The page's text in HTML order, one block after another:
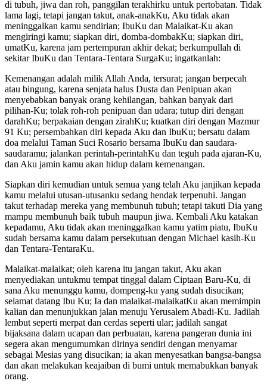
di tubuh, jiwa dan roh, panggilan terakhirku untuk pertobatan. Tidak
lama lagi, tetapi jangan takut, anak-anakKu, Aku tidak akan
meninggalkan kamu sendirian; IbuKu dan Malaikat-Ku akan
mengiringi kamu; siapkan diri, domba-dombakKu; siapkan diri,
umatKu, karena jam pertempuran akhir dekat; berkumpullah di
sekitar IbuKu dan Tentara-Tentara SurgaKu; ingatkanlah:
Kemenangan adalah milik Allah Anda, tersurat; jangan berpecah
atau bingung, karena senjata halus Dusta dan Penipuan akan
menyebabkan banyak orang kehilangan, bahkan banyak dari
pilihan-Ku; tolak roh-roh penipuan dan udara; tutup diri dengan
darahKu; berpakaian dengan zirahKu; kuatkan diri dengan Mazmur
91 Ku; persembahkan diri kepada Aku dan IbuKu; bersatu dalam
doa melalui Taman Suci Rosario bersama IbuKu dan saudara-
saudaramu; jalankan perintah-perintahKu dan teguh pada ajaran-Ku,
dan Aku jamin kamu akan hidup dalam kemenangan.
Siapkan diri kemudian untuk semua yang telah Aku janjikan kepada
kamu melalui utusan-utusanku sedang hendak terpenuhi. Jangan
takut terhadap mereka yang membunuh tubuh; tetapi takuti Dia yang
mampu membunuh baik tubuh maupun jiwa. Kembali Aku katakan
kepadamu, Aku tidak akan meninggalkan kamu yatim piatu, IbuKu
sudah bersama kamu dalam persekutuan dengan Michael kasih-Ku
dan Tentara-TentaraKu.
Malaikat-malaikat; oleh karena itu jangan takut, Aku akan
menyediakan untukmu tempat tinggal dalam Ciptaan Baru-Ku, di
sana Aku menunggu kamu, dompeng-ku yang sudah disucikan;
selamat datang Ibu Ku; Ia dan malaikat-malaikatKu akan memimpin
kalian dan menunjukkan jalan menuju Yerusalem Abadi-Ku. Jadilah
lembut seperti merpat dan cerdas seperti ular; jadilah sangat
bijaksana dalam ucapan dan perbuatan, karena pangeran dunia ini
segera akan mengumumkan dirinya sendiri dengan menyamar
sebagai Mesias yang disucikan; ia akan menyesatkan bangsa-bangsa
dan akan melakukan keajaiban di bumi untuk memabukkan banyak
orang.